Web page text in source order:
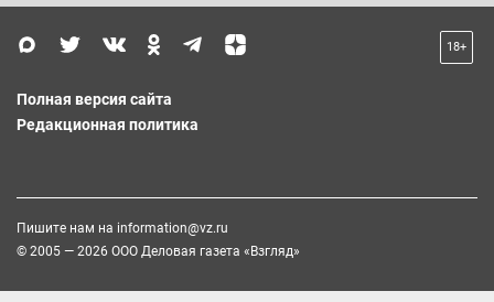
18+
Полная версия сайта
Редакционная политика
Пишите нам на information@vz.ru
© 2005 — 2026 ООО Деловая газета «Взгляд»